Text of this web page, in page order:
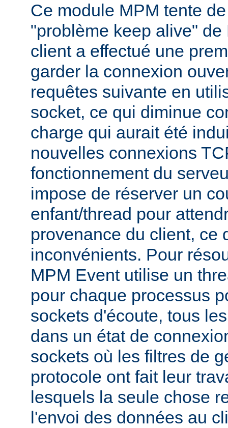
Ce module MPM tente
"problème keep alive" de
client a effectué une
garder la connexion
requêtes suivante en
socket, ce qui diminue
charge qui aurait été
nouvelles connexions
fonctionnement du
impose de réserver un
enfant/thread pour
provenance du client, ce
inconvénients. Pour
MPM Event utilise un
pour chaque processus
sockets d'écoute, tous
dans un état de
sockets où les filtres de
protocole ont fait leur
lesquels la seule chose
l'envoi des données au